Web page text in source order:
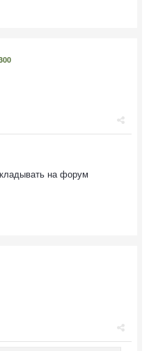
на форум